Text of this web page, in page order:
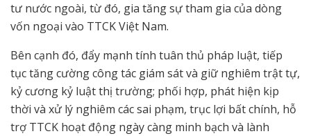
tư nước ngoài, từ đó, gia tăng sự tham gia của dòng
vốn ngoại vào TTCK Việt Nam.
Bên cạnh đó, đẩy mạnh tính tuân thủ pháp luật, tiếp
tục tăng cường công tác giám sát và giữ nghiêm trật tự,
kỷ cương kỷ luật thị trường; phối hợp, phát hiện kịp
thời và xử lý nghiêm các sai phạm, trục lợi bất chính, hỗ
trợ TTCK hoạt động ngày càng minh bạch và lành